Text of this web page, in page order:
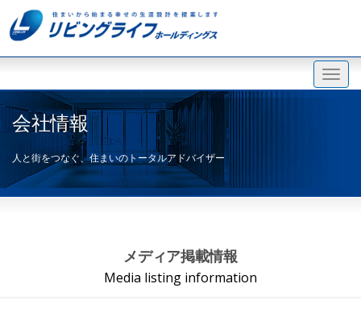
会社情報
人と街をつなぐ、住まいのトータルアドバイザー
メディア掲載情報
Media listing information